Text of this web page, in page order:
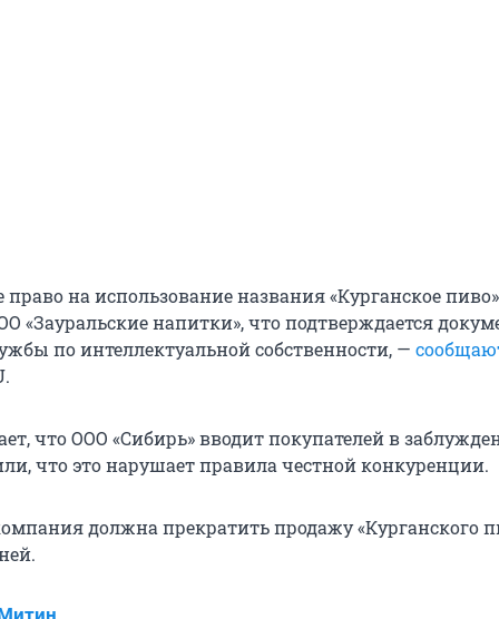
на использование названия «Курганское пиво»
«Зауральские напитки», что подтверждается
по интеллектуальной собственности, —
что ООО «Сибирь» вводит покупателей в
что это нарушает правила честной конкуренции.
должна прекратить продажу «Курганского